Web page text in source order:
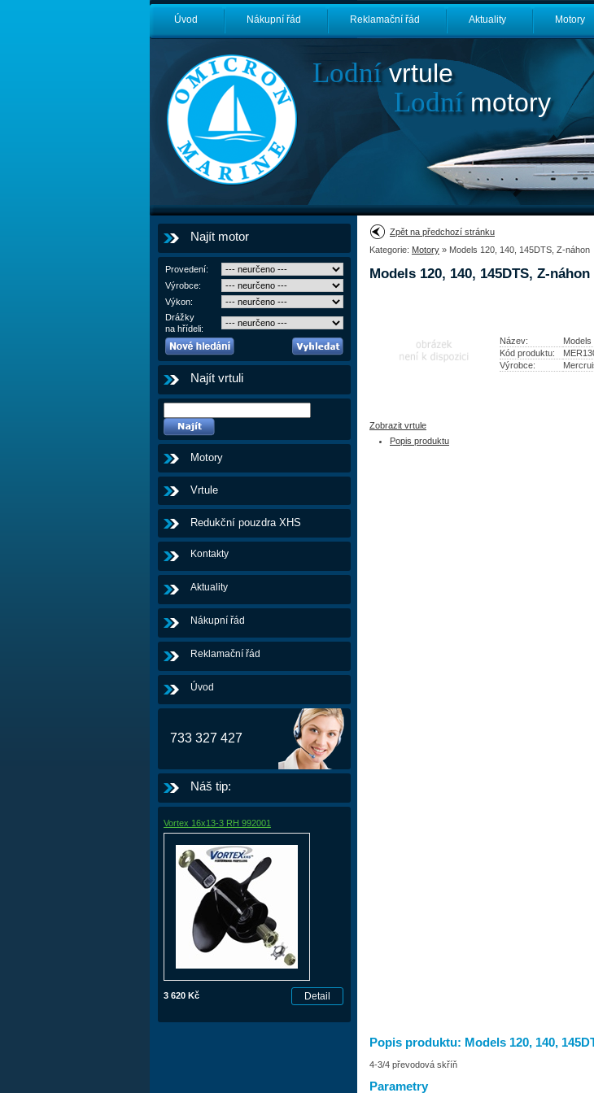
Úvod Nákupní řád Reklamační řád Aktuality Motory
Lodnívrtule
Lodnímotory
Najít motor
Provedení:
Výrobce:
Výkon:
Drážky
na hřídeli:
Najít vrtuli
Motory
Vrtule
Redukční pouzdra XHS
Kontakty
Aktuality
Nákupní řád
Reklamační řád
Úvod
733 327 427
Náš tip:
Vortex 16x13-3 RH 992001
3 620 Kč
Zpět na předchozí stránku
Kategorie: Motory » Models 120, 140, 145DTS, Z-náhon
Models 120, 140, 145DTS, Z-náhon
Název:
Kód produktu:
Výrobce:
Zobrazit vrtule
Popis produktu
Popis produktu: Models 120, 140,
4-3/4 převodová skříň
Parametry